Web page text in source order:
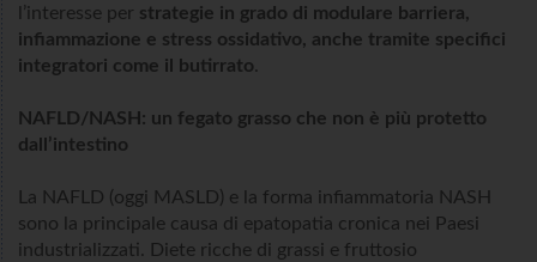
l’interesse per strategie in grado di modulare barriera,
infiammazione e stress ossidativo, anche tramite specifici
integratori come il butirrato.
NAFLD/NASH: un fegato grasso che non è più protetto
dall’intestino
La NAFLD (oggi MASLD) e la forma infiammatoria NASH
sono la principale causa di epatopatia cronica nei Paesi
industrializzati. Diete ricche di grassi e fruttosio